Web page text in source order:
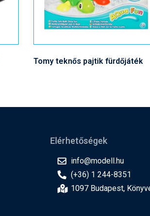
Tomy teknős pajtik fürdőjáték
Elérhetőségek
info@modell.hu
(+36) 1 244-8351
1097 Budapest,